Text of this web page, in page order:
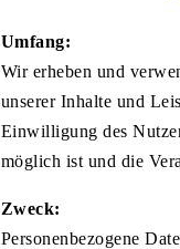
Umfang:
Wir erheben und
unserer Inhalte und
Einwilligung des
möglich ist und die
Zweck:
Personenbezogene